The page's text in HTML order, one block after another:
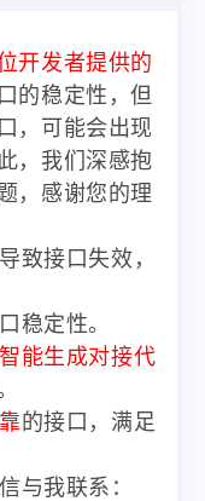
开发者提供的
的稳定性，但
，可能会出现
，我们深感抱
，感谢您的理
致接口失效，
稳定性。
智能生成对接代
的接口，满足
与我联系：